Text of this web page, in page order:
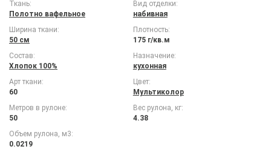
Ткань:
Полотно вафельное
Вид отделки:
набивная
Ширина ткани:
50 см
Плотность:
175 г/кв.м
Состав:
Хлопок 100%
Назначение:
кухонная
Арт ткани:
60
Цвет:
Мультиколор
Метров в рулоне:
50
Вес рулона, кг:
4.38
Объем рулона, м3:
0.0219